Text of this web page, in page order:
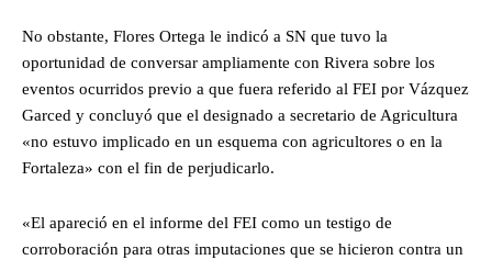
No obstante, Flores Ortega le indicó a SN que tuvo la
oportunidad de conversar ampliamente con Rivera sobre los
eventos ocurridos previo a que fuera referido al FEI por Vázquez
Garced y concluyó que el designado a secretario de Agricultura
«no estuvo implicado en un esquema con agricultores o en la
Fortaleza» con el fin de perjudicarlo.
«El apareció en el informe del FEI como un testigo de
corroboración para otras imputaciones que se hicieron contra un